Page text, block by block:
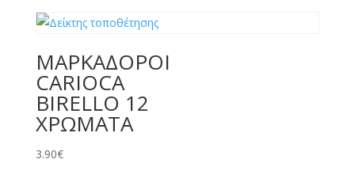
ΜΑΡΚΑΔΟΡΟΙ
CARIOCA
BIRELLO 12
ΧΡΩΜΑΤΑ
3.90€